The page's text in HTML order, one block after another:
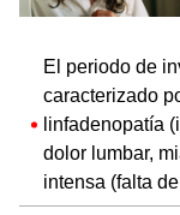
El periodo de
caracterizado
linfadenopatía
dolor lumbar,
intensa (falta